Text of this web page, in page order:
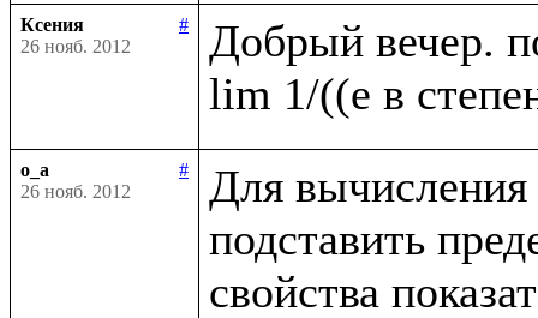
Ксения
#
26 нояб. 2012
Добрый вечер.
o_a
#
26 нояб. 2012
Для
подставить
свойства